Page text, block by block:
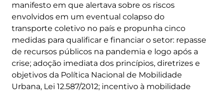
manifesto em que alertava sobre os riscos
envolvidos em um eventual colapso do
transporte coletivo no país e propunha cinco
medidas para qualificar e financiar o setor: repasse
de recursos públicos na pandemia e logo após a
crise; adoção imediata dos princípios, diretrizes e
objetivos da Política Nacional de Mobilidade
Urbana, Lei 12.587/2012; incentivo à mobilidade